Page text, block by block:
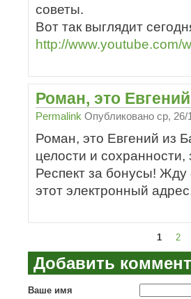
советы.
Вот так выглядит
http://www.youtube.com/
Роман, это
Permalink Опубликованоср, 26/
Роман, это Евгений из
целости и
Респект за бонусы!
этот электронный
1 2
Добавить
Ваше имя